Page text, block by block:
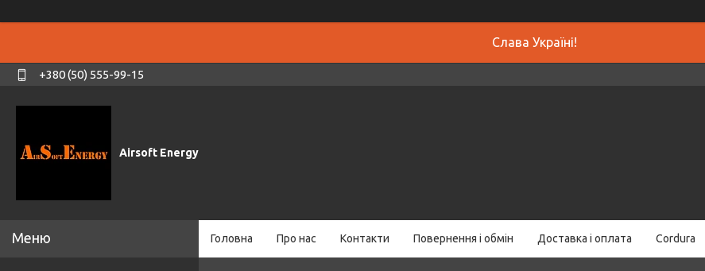
Слава Україні!
+380 (50) 555-99-15
Airsoft Energy
Головна Про нас Контакти Повернення і обмін Доставка і оплата Cordura